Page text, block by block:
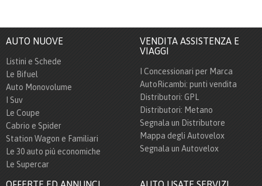
AUTO NUOVE
Listini e Schede
Le Bifuel
Auto Monovolume
I Suv
Le Coupe
Cabrio e Spider
Station Wagon e Familiari
Le 30 auto più economiche
Le Supercar
VENDITA ASSISTENZA E
VIAGGI
I Concessionari per Marca
AutoRicambi: punti vendita
Distributori: GPL
Distributori: Metano
Segnala un Distributore
Mappa degli Autovelox
Segnala un Autovelox